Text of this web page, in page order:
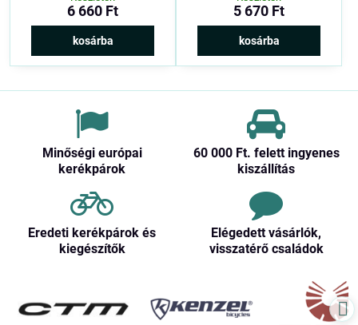
6 660 Ft
kosárba
5 670 Ft
kosárba
Minőségi európai
kerékpárok
60 000 Ft​. felett ingyenes
kiszállítás
Eredeti kerékpárok és
kiegészítők
Elégedett vásárlók,
visszatérő családok